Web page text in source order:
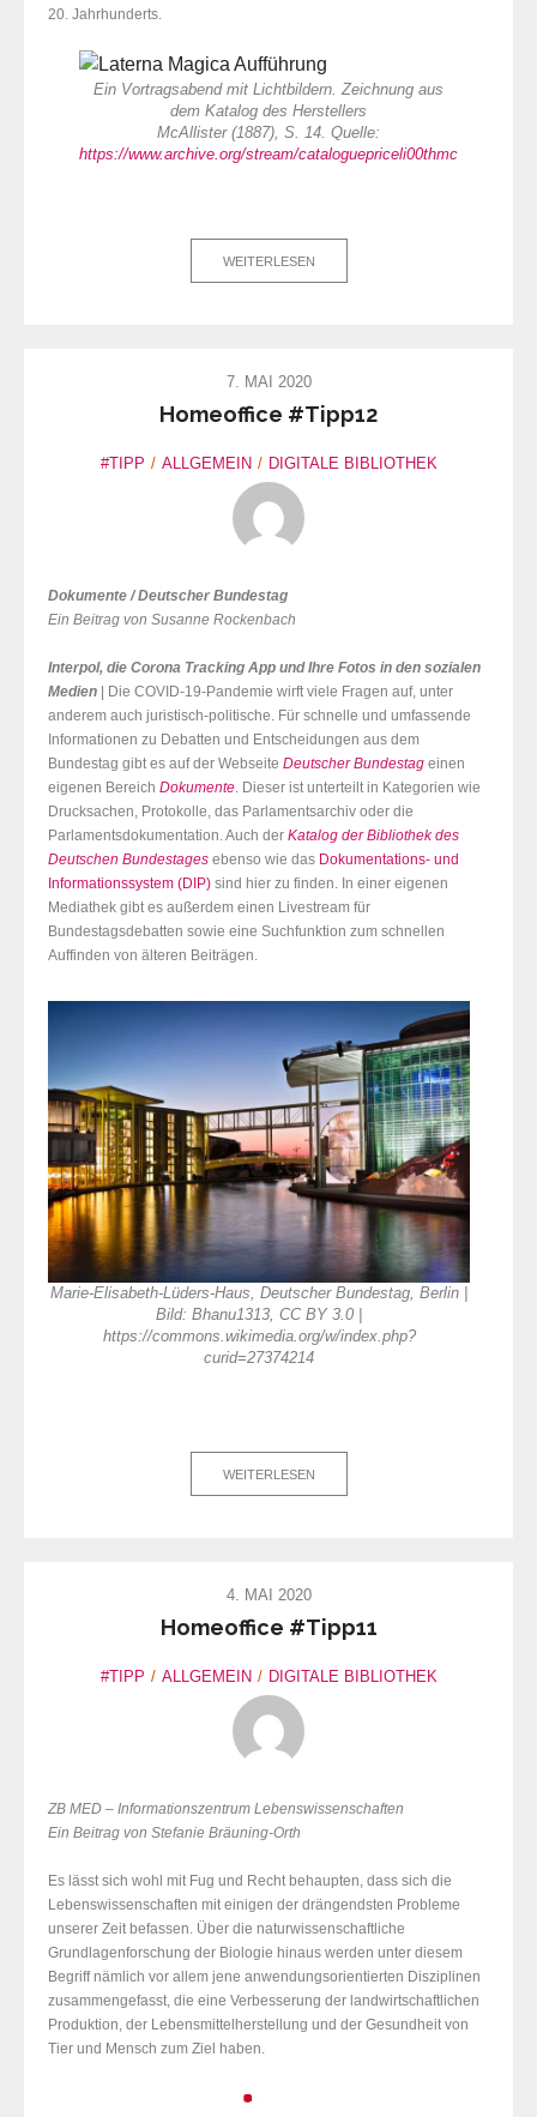
20. Jahrhunderts.
Ein Vortragsabend mit Lichtbildern. Zeichnung aus
dem Katalog des Herstellers
McAllister (1887), S. 14. Quelle:
https://www.archive.org/stream/cataloguepriceli00thmc
WEITERLESEN
7. MAI 2020
Homeoffice #Tipp12
#TIPP ALLGEMEIN DIGITALE BIBLIOTHEK
Dokumente / Deutscher Bundestag
Ein Beitrag von Susanne Rockenbach
Interpol, die Corona Tracking App und Ihre Fotos in den sozialen
Medien | Die COVID-19-Pandemie wirft viele Fragen auf, unter
anderem auch juristisch-politische. Für schnelle und umfassende
Informationen zu Debatten und Entscheidungen aus dem
Bundestag gibt es auf der Webseite Deutscher Bundestag einen
eigenen Bereich Dokumente. Dieser ist unterteilt in Kategorien wie
Drucksachen, Protokolle, das Parlamentsarchiv oder die
Parlamentsdokumentation. Auch der Katalog der Bibliothek des
Deutschen Bundestages ebenso wie das Dokumentations- und
Informationssystem (DIP) sind hier zu finden. In einer eigenen
Mediathek gibt es außerdem einen Livestream für
Bundestagsdebatten sowie eine Suchfunktion zum schnellen
Auffinden von älteren Beiträgen.
Marie-Elisabeth-Lüders-Haus, Deutscher Bundestag, Berlin |
Bild: Bhanu1313, CC BY 3.0 |
https://commons.wikimedia.org/w/index.php?
curid=27374214
WEITERLESEN
4. MAI 2020
Homeoffice #Tipp11
#TIPP ALLGEMEIN DIGITALE BIBLIOTHEK
ZB MED – Informationszentrum Lebenswissenschaften
Ein Beitrag von Stefanie Bräuning-Orth
Es lässt sich wohl mit Fug und Recht behaupten, dass sich die
Lebenswissenschaften mit einigen der drängendsten Probleme
unserer Zeit befassen. Über die naturwissenschaftliche
Grundlagenforschung der Biologie hinaus werden unter diesem
Begriff nämlich vor allem jene anwendungsorientierten Disziplinen
zusammengefasst, die eine Verbesserung der landwirtschaftlichen
Produktion, der Lebensmittelherstellung und der Gesundheit von
Tier und Mensch zum Ziel haben.